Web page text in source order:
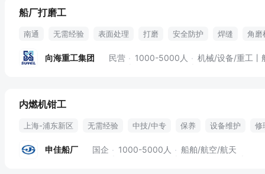
船厂打磨工
南通 无需经验 表面处理 打磨 安全防护 焊缝 角磨
向海重工集团 民营 1000-5000人 机械/设备/重工丨
内燃机钳工
上海-浦东新区 无需经验 中技/中专 保养 设备维护 修
申佳船厂 国企 1000-5000人 船舶/航空/航天